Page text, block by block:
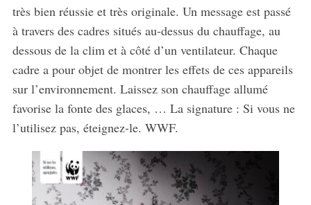
très bien réussie et très originale. Un message est passé
à travers des cadres situés au-dessus du chauffage, au
dessous de la clim et à côté d’un ventilateur. Chaque
cadre a pour objet de montrer les effets de ces appareils
sur l’environnement. Laissez son chauffage allumé
favorise la fonte des glaces, … La signature : Si vous ne
l’utilisez pas, éteignez-le. WWF.